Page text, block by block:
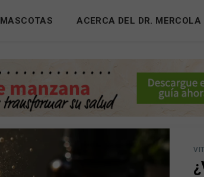
MASCOTAS ACERCA DEL DR. MERCOLA